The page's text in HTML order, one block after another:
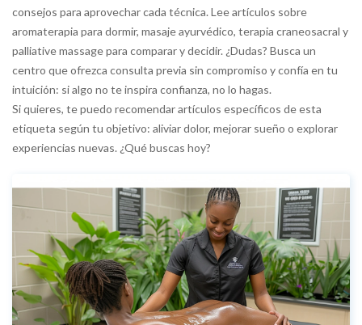
consejos para aprovechar cada técnica. Lee artículos sobre
aromaterapia para dormir, masaje ayurvédico, terapia craneosacral y
palliative massage para comparar y decidir. ¿Dudas? Busca un
centro que ofrezca consulta previa sin compromiso y confía en tu
intuición: si algo no te inspira confianza, no lo hagas.
Si quieres, te puedo recomendar artículos específicos de esta
etiqueta según tu objetivo: aliviar dolor, mejorar sueño o explorar
experiencias nuevas. ¿Qué buscas hoy?